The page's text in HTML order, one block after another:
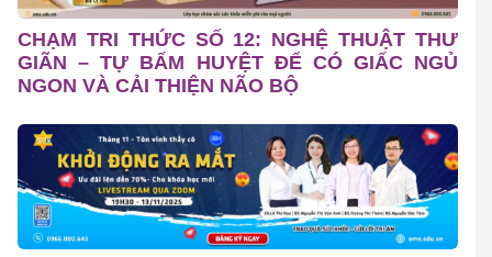
CHẠM TRI THỨC SỐ 12: NGHỆ THUẬT THƯ
GIÃN – TỰ BẤM HUYỆT ĐỂ CÓ GIẤC NGỦ
NGON VÀ CẢI THIỆN NÃO BỘ